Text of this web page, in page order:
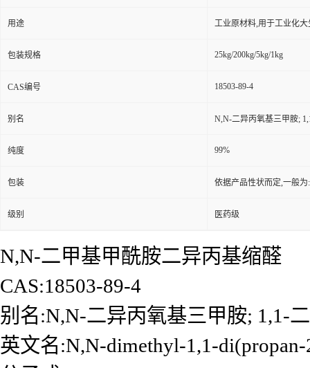
用途 工业原材料,用于工业化大
包装规格 25kg/200kg/5kg/1kg
CAS编号 18503-89-4
别名 N,N-二异丙氧基三甲胺;
纯度 99%
包装 依据产品性状而定,一般
级别 医药级
N,N-二甲基甲酰胺二异丙基缩醛
CAS:18503-89-4
别名:N,N-二异丙氧基三甲胺; 1,1-
英文名:N,N-dimethyl-1,1-